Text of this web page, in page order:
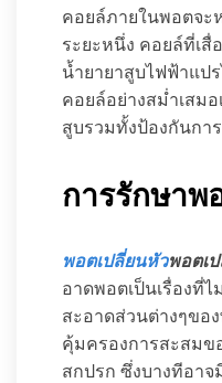
คอยล์ภายในพอตจะ
ระยะหนึ่ง คอยล์ที่เสื่
น้ำยายาสูบไฟฟ้าแป
คอยล์อย่างสม่ำเสม
สูบรวมทั้งป้องกันกา
การรักษาพ
พอตเปลี่ยนหัวพอตเ
อาดพอตเป็นเรื่องที่
สะอาดส่วนต่างๆขอ
คุ้มครองการสะสมข
สกปรก ซึ่งบางทีอา